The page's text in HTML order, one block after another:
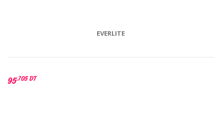
EVERLITE
95.705 DT